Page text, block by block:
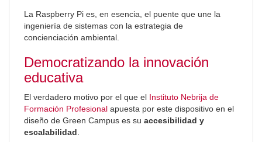
La Raspberry Pi es, en esencia, el puente que une la
ingeniería de sistemas con la estrategia de
concienciación ambiental.
Democratizando la innovación
educativa
El verdadero motivo por el que el Instituto Nebrija de
Formación Profesional apuesta por este dispositivo en el
diseño de Green Campus es su accesibilidad y
escalabilidad